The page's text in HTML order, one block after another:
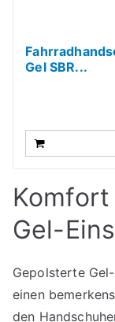
Gel SBR...
Gel-
Gepolsterte
einen
den